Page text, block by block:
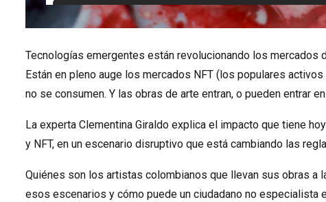
Tecnologías emergentes están revolucionando los mercados
Están en pleno auge los mercados NFT (los populares
no se consumen. Y las obras de arte entran, o pueden entrar
La experta Clementina Giraldo explica el impacto que tiene
y NFT, en un escenario disruptivo que está cambiando las
Quiénes son los artistas colombianos que llevan sus obras a
esos escenarios y cómo puede un ciudadano no especialista